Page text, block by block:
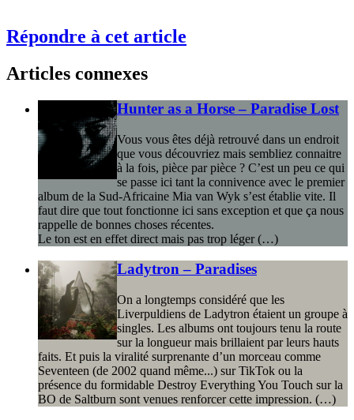
Répondre à cet article
Articles connexes
Hunter as a Horse – Paradise Lost
Vous vous êtes déjà retrouvé dans un endroit
que vous découvriez mais sembliez connaitre
à la fois, pièce par pièce ? C’est un peu ce qui
se passe ici tant la connivence avec le premier
album de la Sud-Africaine Mia van Wyk s’est établie vite. Il
faut dire que tout fonctionne ici sans exception et que ça nous
rappelle de bonnes choses récentes.
Le ton est en effet direct mais pas trop léger (…)
Ladytron – Paradises
On a longtemps considéré que les
Liverpuldiens de Ladytron étaient un groupe à
singles. Les albums ont toujours tenu la route
sur la longueur mais brillaient par leurs hauts
faits. Et puis la viralité surprenante d’un morceau comme
Seventeen (de 2002 quand même...) sur TikTok ou la
présence du formidable Destroy Everything You Touch sur la
BO de Saltburn sont venues renforcer cette impression. (…)